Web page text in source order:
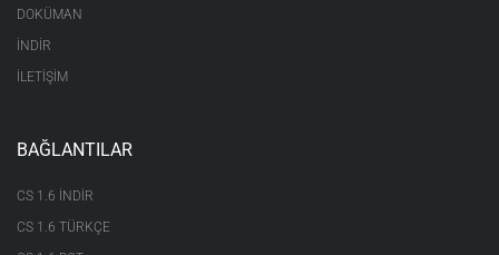
DOKÜMAN
İNDİR
İLETİŞİM
BAĞLANTILAR
CS 1.6 INDIR
CS 1.6 TÜRKÇE